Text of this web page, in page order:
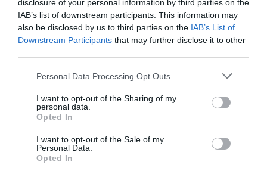
disclosure of your personal information by third parties on the
IAB’s list of downstream participants. This information may
also be disclosed by us to third parties on the IAB’s List of
Downstream Participants that may further disclose it to other
Personal Data Processing Opt Outs
I want to opt-out of the Sharing of my
personal data.
Opted In
I want to opt-out of the Sale of my
Personal Data.
Opted In
en taxi vers un refuge était suffisant pour lui donner bonne
conscience, se disant que c’était toujours mieux que de
l’abandonner dans un coin de l’aéroport ou de le noyer dans